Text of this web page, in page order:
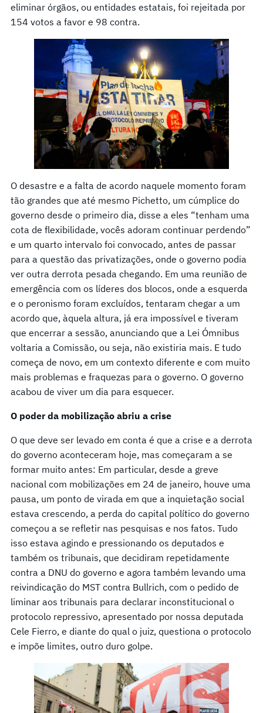
eliminar órgãos, ou entidades estatais, foi rejeitada por
154 votos a favor e 98 contra.
O desastre e a falta de acordo naquele momento foram
tão grandes que até mesmo Pichetto, um cúmplice do
governo desde o primeiro dia, disse a eles “tenham uma
cota de flexibilidade, vocês adoram continuar perdendo”
e um quarto intervalo foi convocado, antes de passar
para a questão das privatizações, onde o governo podia
ver outra derrota pesada chegando. Em uma reunião de
emergência com os líderes dos blocos, onde a esquerda
e o peronismo foram excluídos, tentaram chegar a um
acordo que, àquela altura, já era impossível e tiveram
que encerrar a sessão, anunciando que a Lei Ómnibus
voltaria a Comissão, ou seja, não existiria mais. E tudo
começa de novo, em um contexto diferente e com muito
mais problemas e fraquezas para o governo. O governo
acabou de viver um dia para esquecer.
O poder da mobilização abriu a crise
O que deve ser levado em conta é que a crise e a derrota
do governo aconteceram hoje, mas começaram a se
formar muito antes: Em particular, desde a greve
nacional com mobilizações em 24 de janeiro, houve uma
pausa, um ponto de virada em que a inquietação social
estava crescendo, a perda do capital político do governo
começou a se refletir nas pesquisas e nos fatos. Tudo
isso estava agindo e pressionando os deputados e
também os tribunais, que decidiram repetidamente
contra a DNU do governo e agora também levando uma
reivindicação do MST contra Bullrich, com o pedido de
liminar aos tribunais para declarar inconstitucional o
protocolo repressivo, apresentado por nossa deputada
Cele Fierro, e diante do qual o juiz, questiona o protocolo
e impõe limites, outro duro golpe.